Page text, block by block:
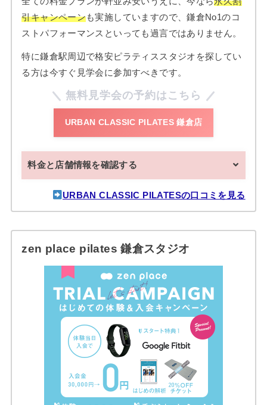
引キャンペーンも実施していますので、鎌倉No1のコ
ストパフォーマンスといっても過言ではありません。
特に鎌倉駅周辺で格安ピラティススタジオを探してい
る方は今すぐ見学会に参加すべきです。
無料見学会の予約はこちら
URBAN CLASSIC PILATES 鎌倉店
料金と店舗情報を確認する
URBAN CLASSIC PILATESの口コミを見る
zen place pilates 鎌倉スタジオ